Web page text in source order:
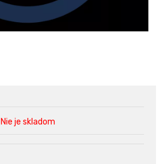
Nie je skladom